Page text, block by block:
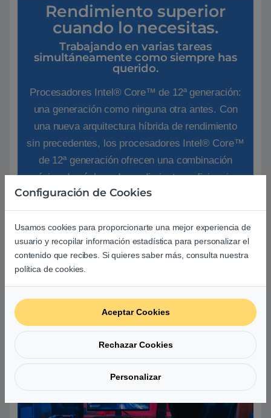
Rendimiento superior
cuando lo necesitas.
Trabajando en varias tareas
simultáneamente como siempre has
querido.
Procesadores Intel® Core™ de 12ª generación:
una generación como ninguna otra antes. Con
una nueva arquitectura híbrida de rendimiento
sin precedentes, los procesadores Intel® Core™
de 12ª generación ofrecen una combinación
única de núcleos de rendimiento y eficiencia
(núcleo P y núcleo E). Y eso significa gozar de
rendimiento en el mundo real, un resultado
escalado intuitivamente para adaptarse a
cualquier cosa que estés haciendo
Configuración de Cookies
Usamos cookies para proporcionarte una mejor experiencia de
usuario y recopilar información estadística para personalizar el
contenido que recibes. Si quieres saber más, consulta nuestra
política de cookies.
Aceptar Cookies
Rechazar Cookies
Personalizar